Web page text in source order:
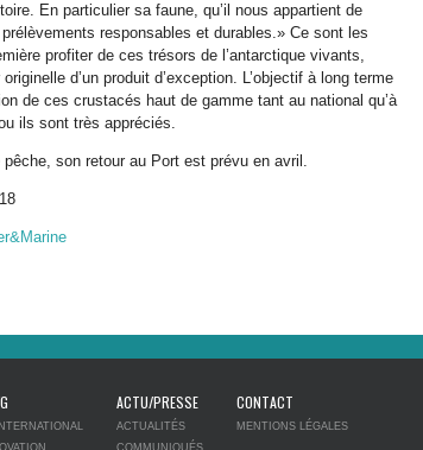
En particulier sa faune, qu’il nous appartient de
responsables et durables.» Ce sont les
profiter de ces trésors de l’antarctique vivants,
d’un produit d’exception. L’objectif à long terme
de ces crustacés haut de gamme tant au national qu’à
ils sont très appréciés.
pêche, son retour au Port est prévu en avril.
ACTU/PRESSE
ACTUALITÉS
COMMUNIQUÉS
CONTACT
MENTIONS LÉGALES